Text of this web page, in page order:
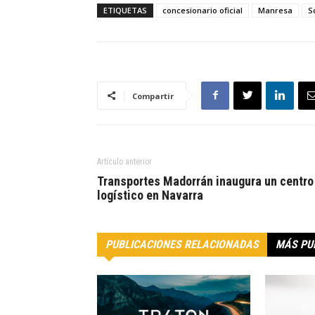
ETIQUETAS concesionario oficial Manresa
Compartir
Artículo anterior
Transportes Madorrán inaugura un centro
logístico en Navarra
PUBLICACIONES RELACIONADAS MÁS